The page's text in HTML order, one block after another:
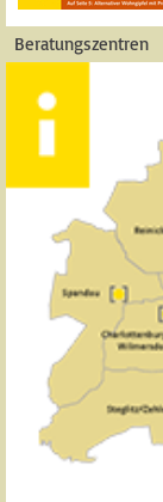
Beratungszentren